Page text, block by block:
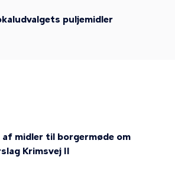
puljemidler
midler til borgermøde om
Krimsvej II